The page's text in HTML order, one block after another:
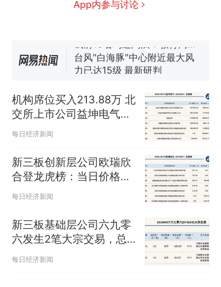
App内参与讨论
官方通报
已叫停招聘，成立调查组全面
核查
台风"白海豚"中心附近最大风
力已达15级 最新研判
因老师一句“跟我回家”改写了
人生
机构席位买入213.88万 北
交所上市公司益坤电气登
龙虎榜
每日经济新闻
新三板创新层公司欧瑞欣
合登龙虎榜：当日价格振
幅达到66.96%
每日经济新闻
新三板基础层公司六九零
六发生2笔大宗交易，总
成交金额231万元
每日经济新闻